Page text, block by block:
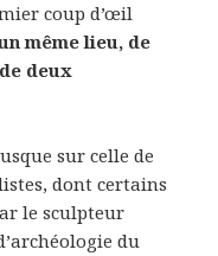
coup d’œil
même lieu, de
deux
sur celle de
dont certains
le sculpteur
du